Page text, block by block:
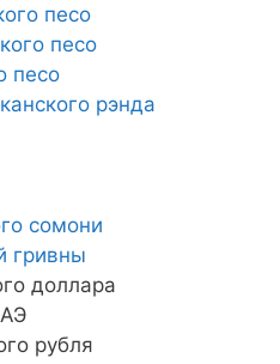
песо
песо
песо
рэнда
сомони
гривны
доллара
рубля